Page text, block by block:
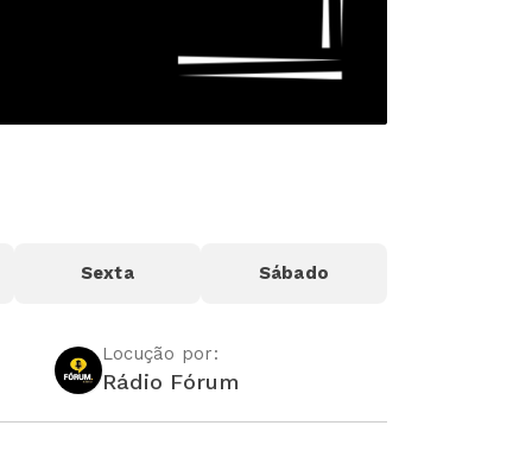
Sexta Sábado
Locução por:
Rádio Fórum